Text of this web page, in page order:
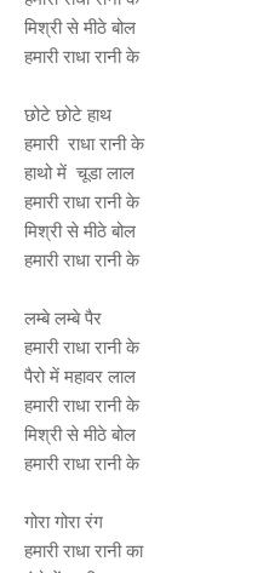
मिश्री से मीठे बोल
हमारी राधा रानी के
छोटे छोटे हाथ
हमारी राधा रानी के
हाथो में चूडा लाल
हमारी राधा रानी के
मिश्री से मीठे बोल
हमारी राधा रानी के
लम्बे लम्बे पैर
हमारी राधा रानी के
पैरो में महावर लाल
हमारी राधा रानी के
मिश्री से मीठे बोल
हमारी राधा रानी के
गोरा गोरा रंग
हमारी राधा रानी का